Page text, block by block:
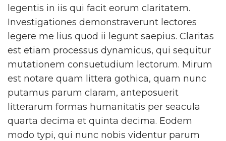
legentis in iis qui facit eorum claritatem.
Investigationes demonstraverunt lectores
legere me lius quod ii legunt saepius. Claritas
est etiam processus dynamicus, qui sequitur
mutationem consuetudium lectorum. Mirum
est notare quam littera gothica, quam nunc
putamus parum claram, anteposuerit
litterarum formas humanitatis per seacula
quarta decima et quinta decima. Eodem
modo typi, qui nunc nobis videntur parum